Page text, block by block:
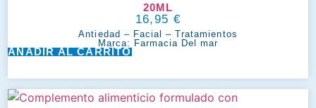
20ML
16,95 €
Antiedad – Facial –Tratamientos
Marca: Farmacia Del mar
AÑADIR AL CARRITO